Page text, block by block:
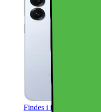
Findes i flere varianter